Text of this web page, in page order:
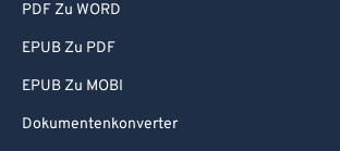
PDF Zu WORD
EPUB Zu PDF
EPUB Zu MOBI
Dokumentenkonverter